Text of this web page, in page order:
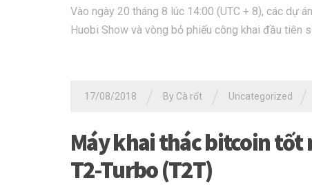
Vào ngày 20 tháng 8 lúc 14:00 (UTC + 8), các dự
Huobi Show và vòng bỏ phiếu công khai đầu tiên
17/08/2018 By Cà rốt Uncategorized
Máy khai thác bitcoin
T2-Turbo (T2T)